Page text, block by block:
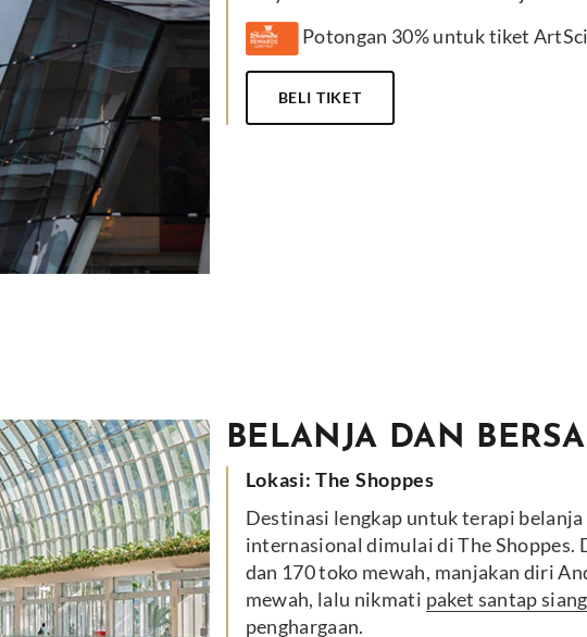
Potongan 30% untuk tiket
BELI TIKET
BELANJA DAN
Lokasi: The Shoppes
Destinasi lengkap untuk terapi belanja
internasional dimulai di The Shoppes.
dan 170 toko mewah, manjakan diri
mewah, lalu nikmati paket santap siang
penghargaan.